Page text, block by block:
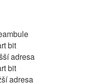
bit
adresa
bit
adresa